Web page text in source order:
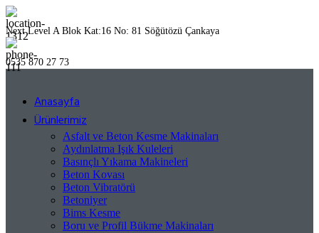
Next Level A Blok Kat:16 No: 81 Söğütözü Çankaya
0535 870 27 73
Anasayfa
Ürünlerimiz
Asfalt ve Beton Kesme Makinaları
Aydınlatma Işık Kuleleri
Basınçlı Yıkama Makineleri
Beton Kovası
Beton Vibratörü
Betoniyer
Bims Kesme
Boru ve Profil Bükme Makinaları